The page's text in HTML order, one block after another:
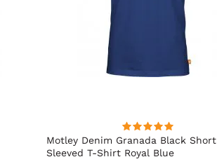
Motley Denim Granada Black Short
Sleeved T-Shirt Royal Blue